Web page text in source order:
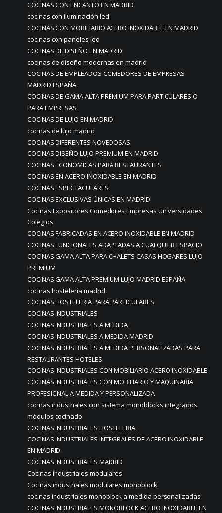
COCINAS CON ENCANTO EN MADRID
cocinas con iluminación led
COCINAS CON MOBILIARIO ACERO INOXIDABLE EN MADRID
cocinas con paneles led
COCINAS DE DISEÑO EN MADRID
cocinas de diseño modernas en madrid
COCINAS DE EMPLEADOS COMEDORES DE EMPRESAS
MADRID ESPAÑA
COCINAS DE GAMA ALTA PREMIUM PARA PARTICULARES O
PARA EMPRESAS
COCINAS DE LUJO EN MADRID
cocinas de lujo madrid
COCINAS DIFERENTES NOVEDOSAS
COCINAS DISEÑO LUJO PREMIUM EN MADRID
COCINAS ECONOMICAS PARA RESTAURANTES
COCINAS EN ACERO INOXIDABLE EN MADRID
COCINAS ESPECTACULARES
COCINAS EXCLUSIVAS ÚNICAS EN MADRID
Cocinas Expositores Comedores Empresas Universidades
Colegios
COCINAS FABRICADAS EN ACERO INOXIDABLE EN MADRID
COCINAS FUNCIONALES ADAPTADAS A CUALQUIER ESPACIO
COCINAS GAMA ALTA PARA CHALETS CASAS HOGARES LUJO
PREMIUM
COCINAS GAMA ALTA PREMIUM LUJO MADRID ESPAÑA
cocinas hostelería madrid
COCINAS HOSTELERIA PARA PARTICULARES
COCINAS INDUSTRIALES
COCINAS INDUSTRIALES A MEDIDA
COCINAS INDUSTRIALES A MEDIDA MADRID
COCINAS INDUSTRIALES A MEDIDA PERSONALIZADAS PARA
RESTAURANTES HOTELES
COCINAS INDUSTRIALES CON MOBILIARIO ACERO INOXIDABLE
COCINAS INDUSTRIALES CON MOBILIARIO Y MAQUINARIA
PROFESIONAL A MEDIDA Y PERSONALIZADA
cocinas industriales con sistema monoblocks integrados
módulos cocinado
COCINAS INDUSTRIALES HOSTELERIA
COCINAS INDUSTRIALES INTEGRALES DE ACERO INOXIDABLE
EN MADRID
COCINAS INDUSTRIALES MADRID
Cocinas industriales modulares
Cocinas industriales modulares monoblock
cocinas industriales monoblock a medida personalizadas
COCINAS INDUSTRIALES MONOBLOCK ACERO INOXIDABLE EN